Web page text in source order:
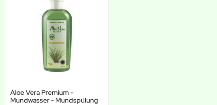
Aloe Vera Premium -
Mundwasser - Mundspülung